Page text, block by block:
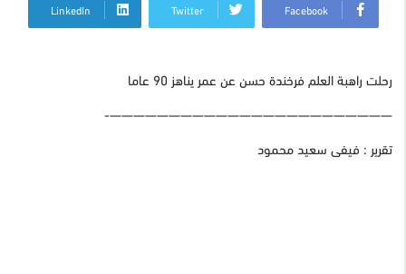
Facebook
Twitter
LinkedIn
رحلت راهبة العلم فرخندة حسن عن عمر يناهز 90 عاما
————————————————————————-
تقرير : فيفى سعيد محمود